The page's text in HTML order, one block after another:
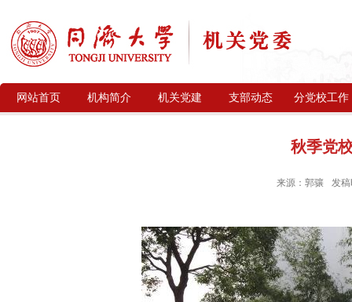
网站首页 机构简介 机关党建 支部动态 分党校工作
秋季党
来源：郭骧 发